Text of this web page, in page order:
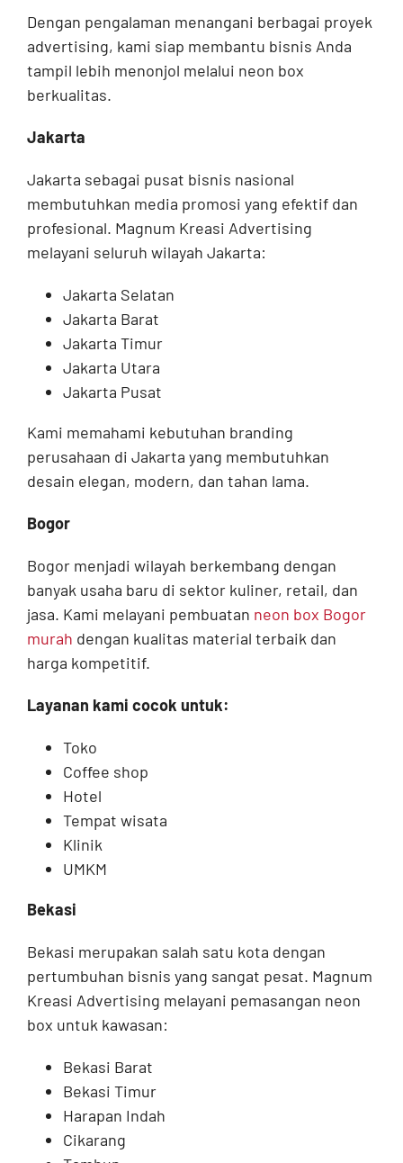
Dengan pengalaman menangani berbagai proyek
advertising, kami siap membantu bisnis Anda
tampil lebih menonjol melalui neon box
berkualitas.
Jakarta
Jakarta sebagai pusat bisnis nasional
membutuhkan media promosi yang efektif dan
profesional. Magnum Kreasi Advertising
melayani seluruh wilayah Jakarta:
Jakarta Selatan
Jakarta Barat
Jakarta Timur
Jakarta Utara
Jakarta Pusat
Kami memahami kebutuhan branding
perusahaan di Jakarta yang membutuhkan
desain elegan, modern, dan tahan lama.
Bogor
Bogor menjadi wilayah berkembang dengan
banyak usaha baru di sektor kuliner, retail, dan
jasa. Kami melayani pembuatan neon box Bogor
murah dengan kualitas material terbaik dan
harga kompetitif.
Layanan kami cocok untuk:
Toko
Coffee shop
Hotel
Tempat wisata
Klinik
UMKM
Bekasi
Bekasi merupakan salah satu kota dengan
pertumbuhan bisnis yang sangat pesat. Magnum
Kreasi Advertising melayani pemasangan neon
box untuk kawasan:
Bekasi Barat
Bekasi Timur
Harapan Indah
Cikarang